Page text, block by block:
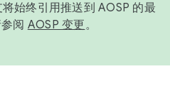
始终引用推送到 AOSP 的最
阅 AOSP 变更。